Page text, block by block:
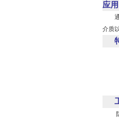
应用
通
介质
1
2
3
4
防